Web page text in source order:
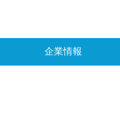
企業情報